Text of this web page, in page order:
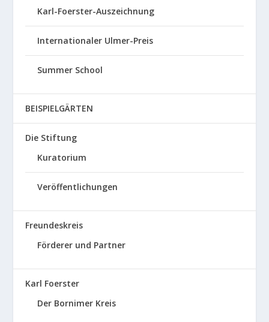
Karl-Foerster-Auszeichnung
Internationaler Ulmer-Preis
Summer School
BEISPIELGÄRTEN
Die Stiftung
Kuratorium
Veröffentlichungen
Freundeskreis
Förderer und Partner
Karl Foerster
Der Bornimer Kreis